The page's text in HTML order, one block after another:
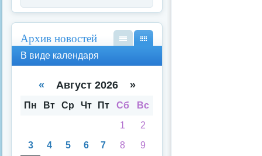
Архив новостей
кал
аря
спи
В виде календаря
« Август 2026 »
Пн Вт Ср Чт Пт Сб
Вс
1
2
3
4 5 6 7 8
9